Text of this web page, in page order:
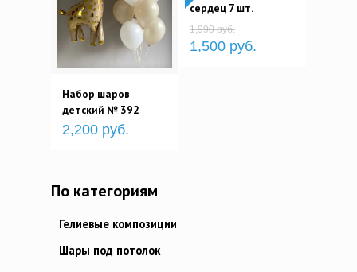
Набор шаров
детский № 392
2,200 руб.
сердец 7 шт.
1,990 руб.
1,500 руб.
По категориям
Гелиевые композиции
Шары под потолок